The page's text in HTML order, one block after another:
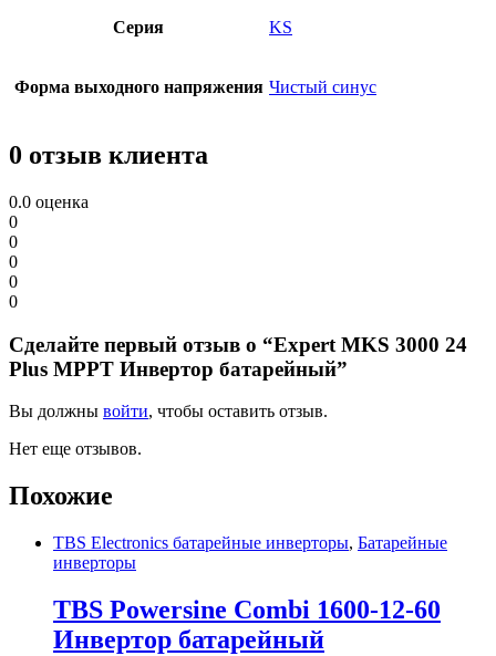
Серия KS
Форма выходного напряжения Чистый синус
0 отзыв клиента
0.0 оценка
0
0
0
0
0
Сделайте первый отзыв о “Expert MKS 3000 24
Plus MPPT Инвертор батарейный”
Вы должны войти, чтобы оставить отзыв.
Нет еще отзывов.
Похожие
TBS Electronics батарейные инверторы, Батарейные
инверторы
TBS Powersine Combi 1600-12-60
Инвертор батарейный